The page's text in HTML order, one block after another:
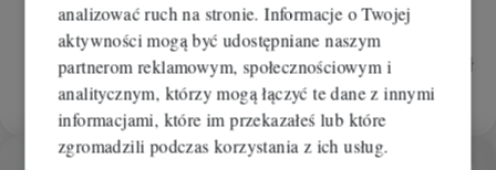
analizować ruch na stronie. Informacje o Twojej
aktywności mogą być udostępniane naszym
partnerom reklamowym, społecznościowym i
analitycznym, którzy mogą łączyć te dane z innymi
informacjami, które im przekazałeś lub które
zgromadzili podczas korzystania z ich usług.
Dobrcz, Stronno
4 pokoje
136 m2 4 338,24 zł/m2
630 000 zł
RBM-DS-112273 590 000 zł